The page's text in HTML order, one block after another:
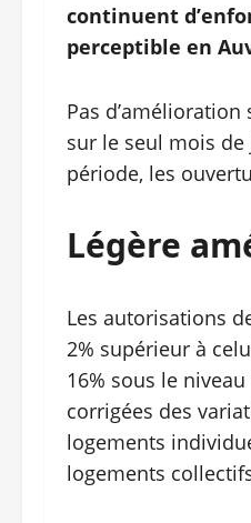
continuent
perceptible en
Pas
sur le seul mois
période, les
Légère
Les autorisations
2% supérieur à
16% sous le
corrigées des
logements
logements